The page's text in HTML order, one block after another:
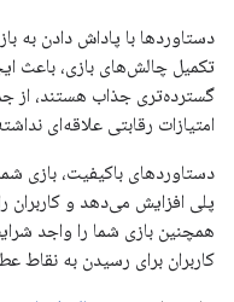
دستاوردها با پاداش دادن به
تکمیل چالش‌های بازی، باعث
گسترده‌تری جذاب هستند، از
امتیازات رقابتی علاقه‌ای
دستاوردهای باکیفیت، بازی
پلی افزایش می‌دهد و کاربران
همچنین بازی شما را واجد
کاربران برای رسیدن به نقاط